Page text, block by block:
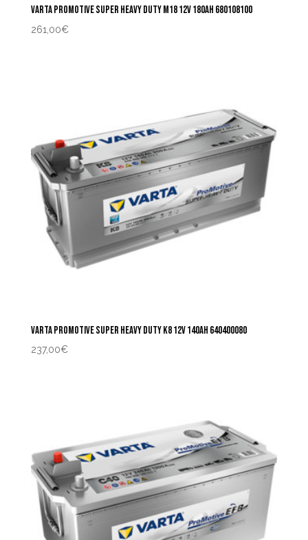
VARTA PROMOTIVE SUPER HEAVY DUTY M18 12V 180AH 680108100
261,00€
VARTA PROMOTIVE SUPER HEAVY DUTY K8 12V 140AH 640400080
237,00€